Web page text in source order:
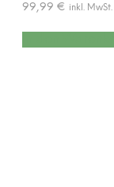
99,99 € inkl. MwSt.